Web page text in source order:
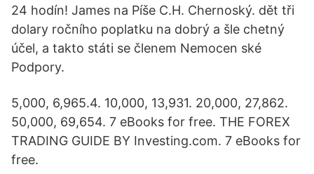
24 hodín! James na Píše C.H. Chernoský. dět tři
dolary ročního poplatku na dobrý a šle­ chetný
účel, a takto státi se členem Nemocen­ ské
Podpory.
5,000, 6,965.4. 10,000, 13,931. 20,000, 27,862.
50,000, 69,654. 7 eBooks for free. THE FOREX
TRADING GUIDE BY Investing.com. 7 eBooks for
free.